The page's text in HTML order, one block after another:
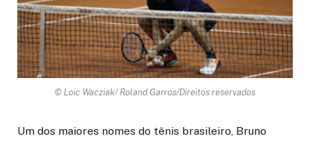
© Loic Wacziak/ Roland Garros/Direitos reservados
Um dos maiores nomes do tênis brasileiro, Bruno